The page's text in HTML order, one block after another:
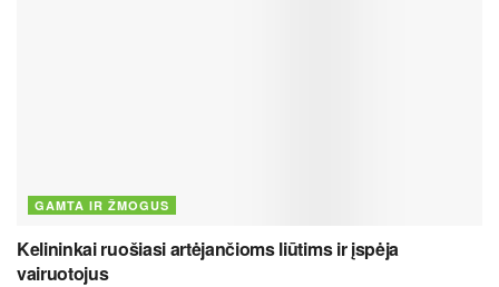
GAMTA IR ŽMOGUS
Kelininkai ruošiasi artėjančioms liūtims ir įspėja
vairuotojus